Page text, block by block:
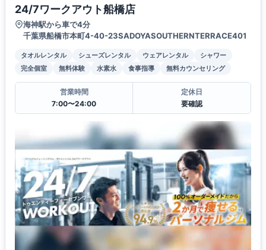
24/7ワークアウト船橋店
海神駅から車で4分
千葉県船橋市本町4-40-23SADOYASOUTHERNTERRACE401
タオルレンタル シューズレンタル ウェアレンタル
シャワー
完全個室
無料体験 水素水 食事指導 無料カウンセリング
営業時間
7:00〜24:00
定休日
要確認